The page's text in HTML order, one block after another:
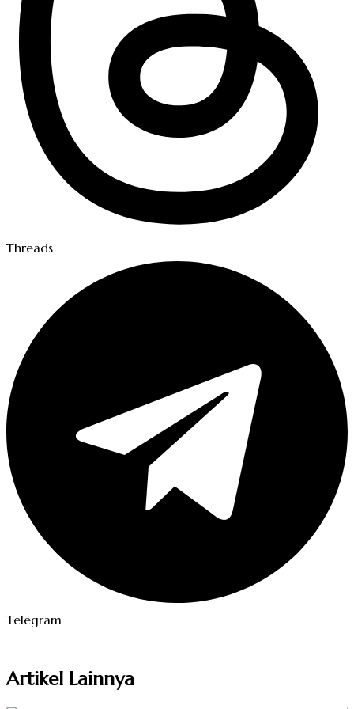
Threads
Telegram
Artikel Lainnya